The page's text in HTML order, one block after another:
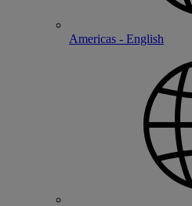
Americas - English